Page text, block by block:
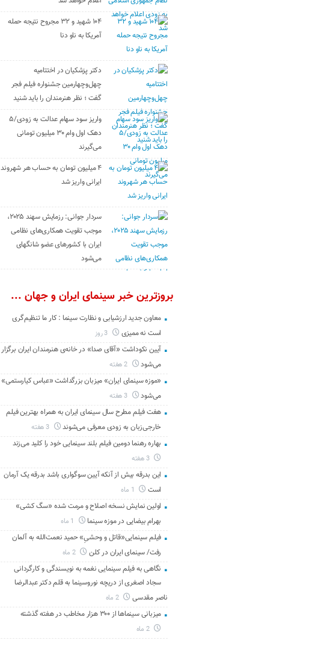
۱۰۴ شهید و ۳۲ مجروح نتیجه حمله
آمریکا به ناو دنا
دکتر پزشکیان در اختتامیه
چهل‌وچهارمین جشنواره فیلم فجر
گفت ؛ نظر هنرمندان را باید شنید
واریز سود سهام عدالت به زودی/۵
دهک اول وام ۳۰ میلیون تومانی
می‌گیرند
۴ میلیون تومان به حساب هر شهروند
ایرانی واریز شد
سردار جوانی: رزمایش سهند ۲۰۲۵،
موجب تقویت همکاری‌های نظامی
ایران با کشور‌های عضو شانگهای
می‌شود
بروزترین خبر سینمای ایران و جهان ...
معاون جدید ارزشیابی و نظارت سینما : کار ما تنظیم‌گری
است نه ممیزی
آیین نکوداشت «آقای صدا» در خانه‌ی هنرمندان ایران برگزار
می‌شود
2 هفته
«موزه سینمای ایران» میزبان بزرگداشت «عباس کیارستمی»
می‌شود
3 هفته
هفت فیلم مطرح سال سینمای ایران به همراه بهترین فیلم
خارجی‌زبان به زودی معرفی می‌شوند
3 هفته
بهاره رهنما دومین فیلم بلند سینمایی خود را کلید می‌زند
3 هفته
این بدرقه بیش از آنکه آیین سوگواری باشد بدرقه یک آرمان
است
اولین نمایش نسخه اصلاح و مرمت شده «سگ کشی»
بهرام بیضایی در موزه سینما
فیلم سینمایی«قاتل و وحشیِ» حمید نعمت‌الله به آلمان
رفت/ سینمای ایران در کلن
2 ماه
نگاهی به فیلم سینمایی نغمه به نویسندگی و کارگردانی
سجاد اصغری از دریچه نوروسینما به قلم دکتر عبدالرضا
ناصر مقدسی
2 ماه
میزبانی سینماها از ۳۰۰ هزار مخاطب در هفته گذشته
2 ماه